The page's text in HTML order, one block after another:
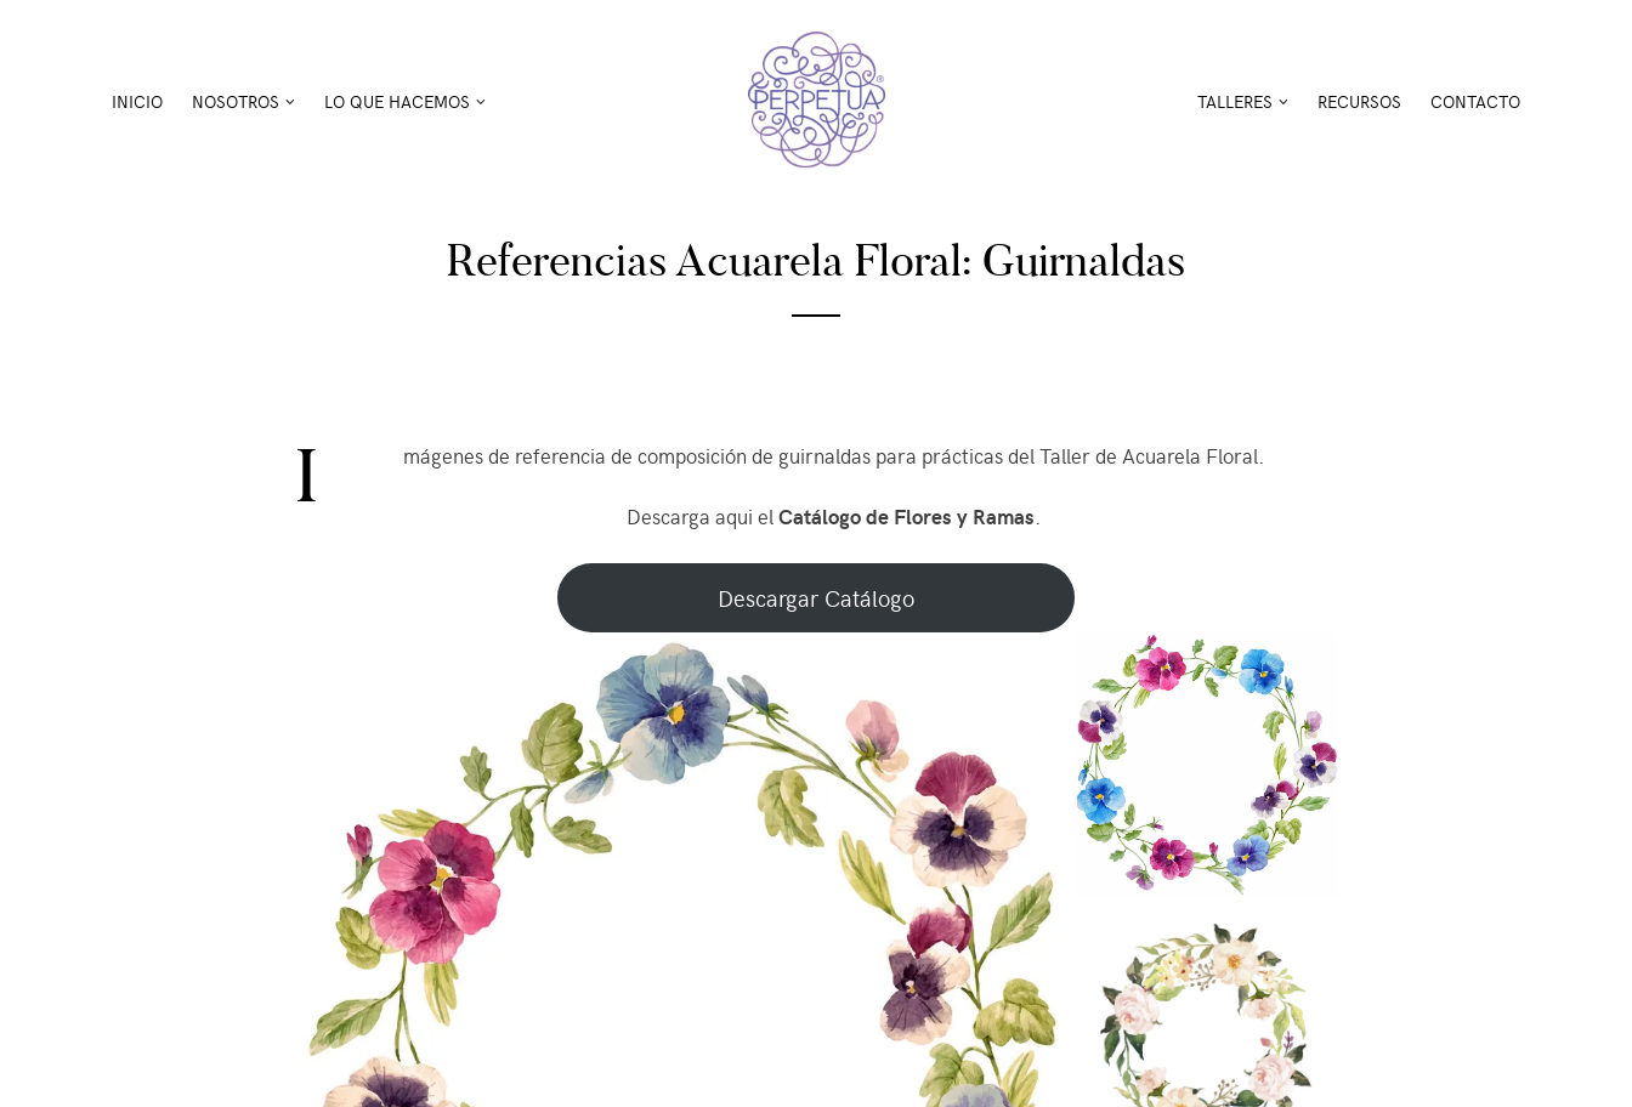
Perpetua Studio
visual arts & crafts studio
INICIO NOSOTROS LO QUE HACEMOS TALLERES RECURSOS CONTACTO
MARIEL
Referencias Acuarela Floral: Guirnaldas
I mágenes de referencia de composición de guirnaldas para prácticas del Taller de Acuarela Floral.
Descarga aqui elCatálogo de Flores y Ramas.
Descargar Catálogo